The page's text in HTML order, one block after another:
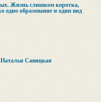
Жизнь слишком коротка,
одно образование и один вид
Савицкая